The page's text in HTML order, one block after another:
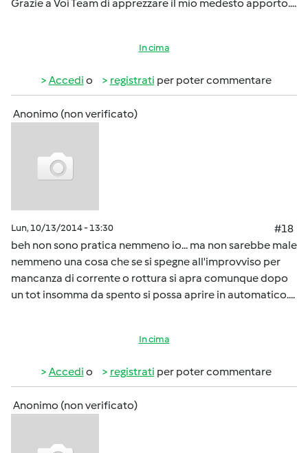
Grazie a Voi Team di apprezzare il mio medesto apporto....
In cima
Accedi o registrati per poter commentare
Anonimo (non verificato)
Lun, 10/13/2014 - 13:30
#18
beh non sono pratica nemmeno io... ma non sarebbe male
nemmeno una cosa che se si spegne all'improvviso per
mancanza di corrente o rottura si apra comunque dopo
un tot insomma da spento si possa aprire in automatico....
In cima
Accedi o registrati per poter commentare
Anonimo (non verificato)